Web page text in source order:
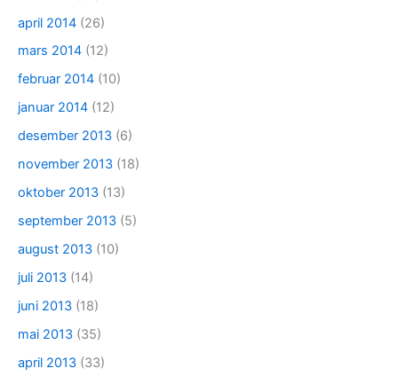
april 2014 (26)
mars 2014 (12)
februar 2014 (10)
januar 2014 (12)
desember 2013 (6)
november 2013 (18)
oktober 2013 (13)
september 2013 (5)
august 2013 (10)
juli 2013 (14)
juni 2013 (18)
mai 2013 (35)
april 2013 (33)